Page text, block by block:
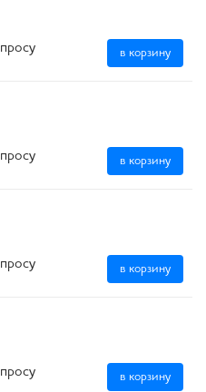
в корзину
в корзину
в корзину
в корзину